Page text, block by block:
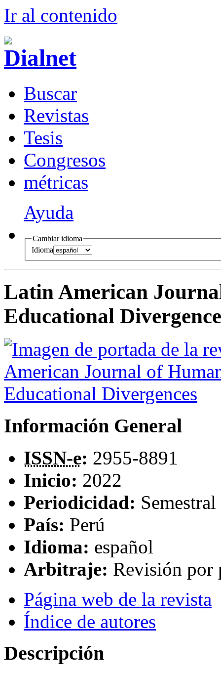
Ir al contenido
Buscar
Revistas
Tesis
Congresos
métricas
Ayuda
Cambiar idioma
Idioma
Latin American
Educational
Información General
ISSN-e: 2955-8891
Inicio: 2022
Periodicidad: Semestral
País: Perú
Idioma: español
Arbitraje: Revisión por
Página web de la revista
Índice de autores
Descripción